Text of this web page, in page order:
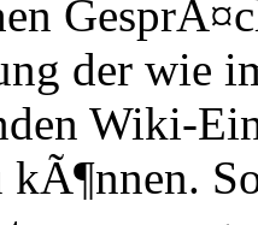
der wie
Wiki-
kÃ¶nnen.